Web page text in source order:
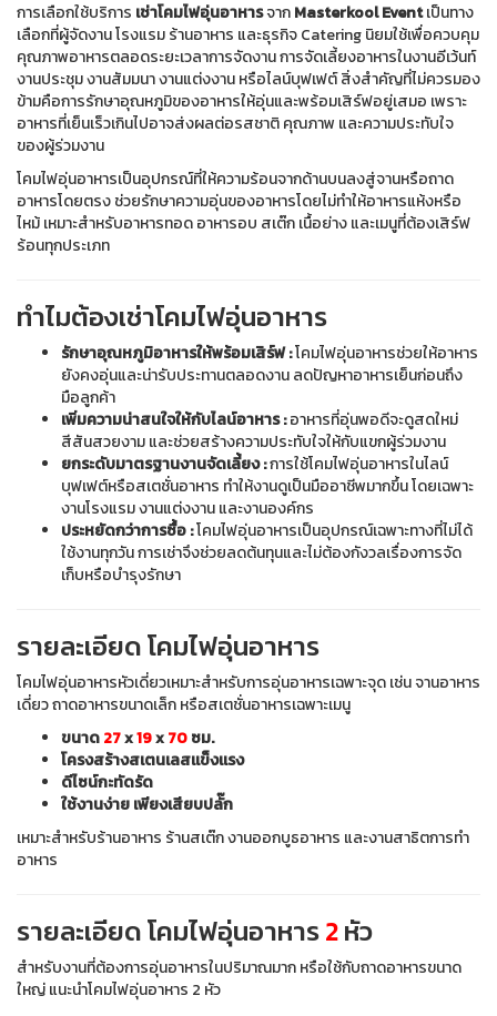
การเลือกใช้บริการ เช่าโคมไฟอุ่นอาหารจากMasterkool Eventเป็นทาง
เลือกที่ผู้จัดงาน โรงแรม ร้านอาหาร และธุรกิจ Catering นิยมใช้เพื่อควบคุม
คุณภาพอาหารตลอดระยะเวลาการจัดงาน การจัดเลี้ยงอาหารในงานอีเว้นท์
งานประชุม งานสัมมนา งานแต่งงาน หรือไลน์บุฟเฟต์ สิ่งสำคัญที่ไม่ควรมอง
ข้ามคือการรักษาอุณหภูมิของอาหารให้อุ่นและพร้อมเสิร์ฟอยู่เสมอ เพราะ
อาหารที่เย็นเร็วเกินไปอาจส่งผลต่อรสชาติ คุณภาพ และความประทับใจ
ของผู้ร่วมงาน
โคมไฟอุ่นอาหารเป็นอุปกรณ์ที่ให้ความร้อนจากด้านบนลงสู่จานหรือถาด
อาหารโดยตรง ช่วยรักษาความอุ่นของอาหารโดยไม่ทำให้อาหารแห้งหรือ
ไหม้ เหมาะสำหรับอาหารทอด อาหารอบ สเต๊ก เนื้อย่าง และเมนูที่ต้องเสิร์ฟ
ร้อนทุกประเภท
ทำไมต้องเช่าโคมไฟอุ่นอาหาร
รักษาอุณหภูมิอาหารให้พร้อมเสิร์ฟ :โคมไฟอุ่นอาหารช่วยให้อาหาร
ยังคงอุ่นและน่ารับประทานตลอดงาน ลดปัญหาอาหารเย็นก่อนถึง
มือลูกค้า
เพิ่มความน่าสนใจให้กับไลน์อาหาร :อาหารที่อุ่นพอดีจะดูสดใหม่
สีสันสวยงาม และช่วยสร้างความประทับใจให้กับแขกผู้ร่วมงาน
ยกระดับมาตรฐานงานจัดเลี้ยง :การใช้โคมไฟอุ่นอาหารในไลน์
บุฟเฟต์หรือสเตชั่นอาหาร ทำให้งานดูเป็นมืออาชีพมากขึ้น โดยเฉพาะ
งานโรงแรม งานแต่งงาน และงานองค์กร
ประหยัดกว่าการซื้อ :โคมไฟอุ่นอาหารเป็นอุปกรณ์เฉพาะทางที่ไม่ได้
ใช้งานทุกวัน การเช่าจึงช่วยลดต้นทุนและไม่ต้องกังวลเรื่องการจัด
เก็บหรือบำรุงรักษา
รายละเอียด โคมไฟอุ่นอาหาร
โคมไฟอุ่นอาหารหัวเดี่ยวเหมาะสำหรับการอุ่นอาหารเฉพาะจุด เช่น จานอาหาร
เดี่ยว ถาดอาหารขนาดเล็ก หรือสเตชั่นอาหารเฉพาะเมนู
ขนาด27x19x70ซม.
โครงสร้างสเตนเลสแข็งแรง
ดีไซน์กะทัดรัด
ใช้งานง่าย เพียงเสียบปลั๊ก
เหมาะสำหรับร้านอาหาร ร้านสเต๊ก งานออกบูธอาหาร และงานสาธิตการทำ
อาหาร
รายละเอียด โคมไฟอุ่นอาหาร2หัว
สำหรับงานที่ต้องการอุ่นอาหารในปริมาณมาก หรือใช้กับถาดอาหารขนาด
ใหญ่ แนะนำโคมไฟอุ่นอาหาร 2 หัว